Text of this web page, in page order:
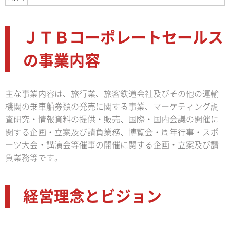
ＪＴＢコーポレートセールス
の事業内容
主な事業内容は、旅行業、旅客鉄道会社及びその他の運輸
機関の乗車船券類の発売に関する事業、マーケティング調
査研究・情報資料の提供・販売、国際・国内会議の開催に
関する企画・立案及び請負業務、博覧会・周年行事・スポ
ーツ大会・講演会等催事の開催に関する企画・立案及び請
負業務等です。
経営理念とビジョン